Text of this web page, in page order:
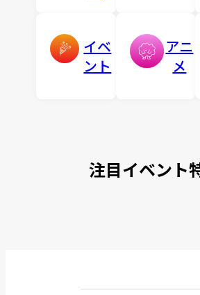
イベ
ント
アニ
メ
注目イベント